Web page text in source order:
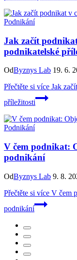
Podnikání
Jak začít
podnikatelské
OdByznys Lab 19. 6.
Přečtěte si více Jak
příležitosti
Podnikání
V čem podnikat:
podnikání
OdByznys Lab 9. 8.
Přečtěte si více V čem
podnikání